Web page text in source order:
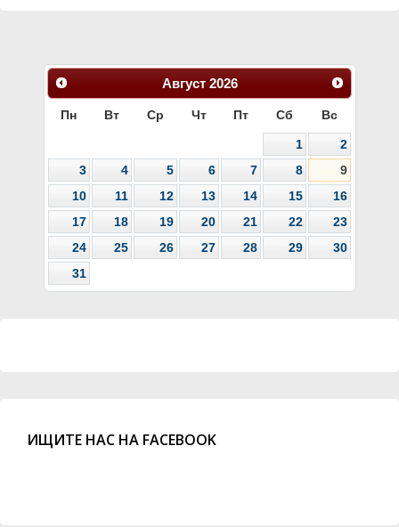
Август 2026
Пн Вт Ср Чт Пт Сб Вс
1
2
3
4 5 6 7 8
9
10
11 12 13 14 15
16
17
18 19 20 21 22
23
24
25 26 27 28 29
30
31
ИЩИТЕ НАС НА FACEBOOK